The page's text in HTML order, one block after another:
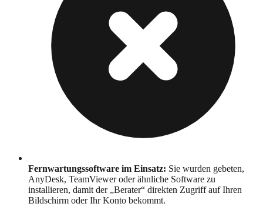
Fernwartungssoftware im Einsatz: Sie wurden gebeten,
AnyDesk, TeamViewer oder ähnliche Software zu
installieren, damit der „Berater“ direkten Zugriff auf Ihren
Bildschirm oder Ihr Konto bekommt.